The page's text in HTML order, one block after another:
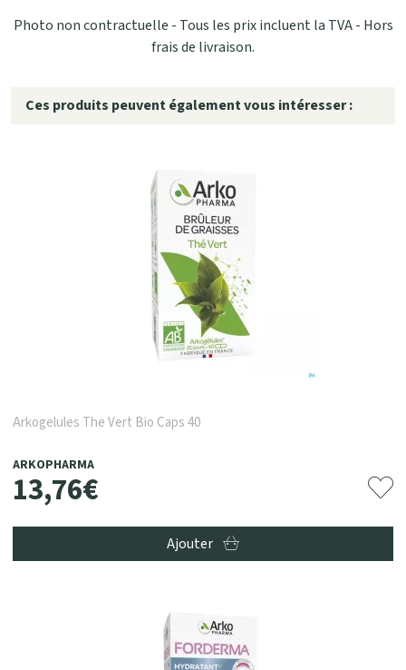
Photo non contractuelle - Tous les prix incluent la TVA - Hors
frais de livraison.
Ces produits peuvent également vous intéresser :
Arkogelules The Vert Bio Caps 40
ARKOPHARMA
13,76€
Ajouter